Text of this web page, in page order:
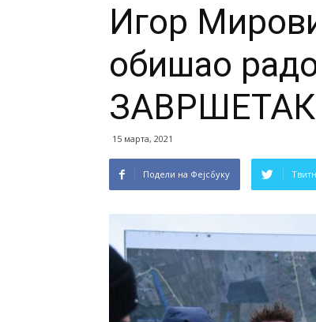
Игор
обишао
15 марта, 2021
Подели на Фејсбуку